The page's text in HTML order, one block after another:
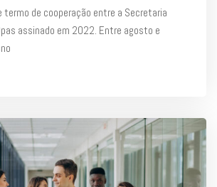
termo de cooperação entre a Secretaria
assinado em 2022. Entre agosto e